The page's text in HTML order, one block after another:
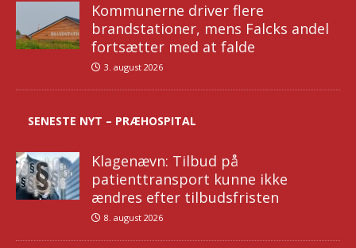
Kommunerne driver flere
brandstationer, mens Falcks andel
fortsætter med at falde
3. august 2026
SENESTE NYT – PRÆHOSPITAL
Klagenævn: Tilbud på
patienttransport kunne ikke
ændres efter tilbudsfristen
8. august 2026